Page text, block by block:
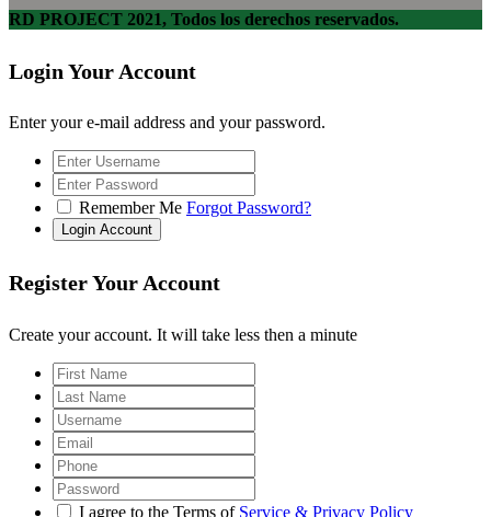
RD PROJECT 2021, Todos los derechos reservados.
Login Your Account
Enter your e-mail address and your password.
Remember Me Forgot Password?
Register Your Account
Create your account. It will take less then a minute
I agree to the Terms of Service & Privacy Policy